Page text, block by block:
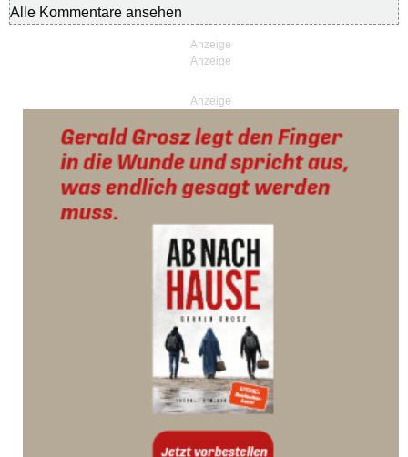
Alle Kommentare ansehen
Anzeige